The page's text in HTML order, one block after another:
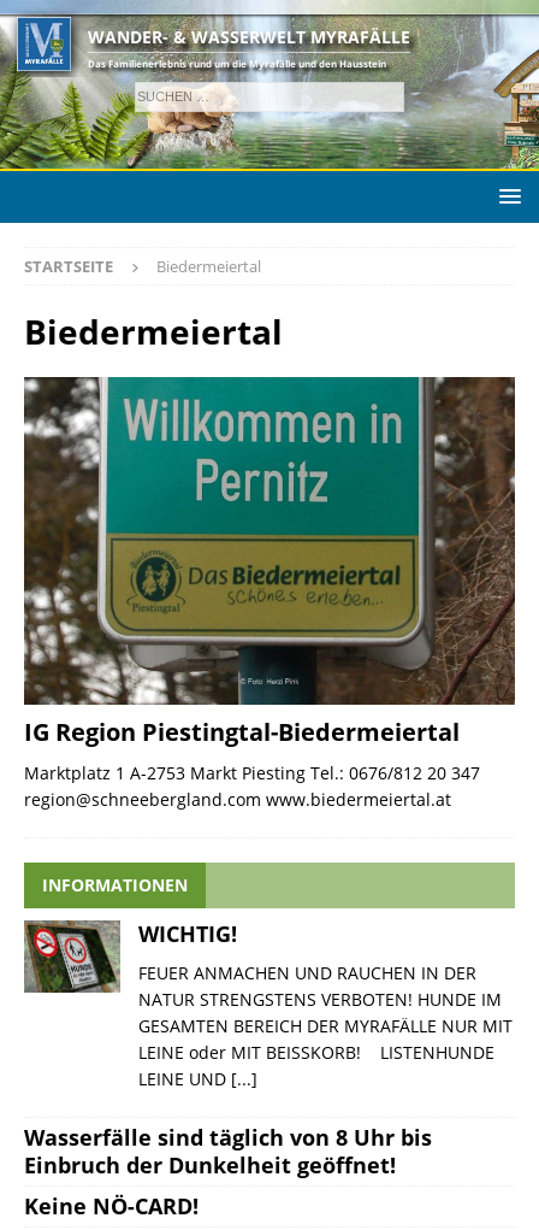
WANDER- & WASSERWELT MYRAFÄLLE
Das Familienerlebnis rund um die Myrafälle und den Hausstein
STARTSEITE Biedermeiertal
Biedermeiertal
IG Region Piestingtal-Biedermeiertal
Marktplatz 1 A-2753 Markt Piesting Tel.: 0676/812 20 347
region@schneebergland.com www.biedermeiertal.at
INFORMATIONEN
WICHTIG!
FEUER ANMACHEN UND RAUCHEN IN DER
NATUR STRENGSTENS VERBOTEN! HUNDE IM
GESAMTEN BEREICH DER MYRAFÄLLE NUR MIT
LEINE oder MIT BEISSKORB! LISTENHUNDE
LEINE UND [...]
Wasserfälle sind täglich von 8 Uhr bis
Einbruch der Dunkelheit geöffnet!
Keine NÖ-CARD!